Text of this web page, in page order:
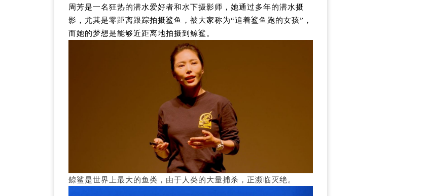
周芳是一名狂热的潜水爱好者和水下摄影师，她通过多年的潜水摄
影，尤其是零距离跟踪拍摄鲨鱼，被大家称为“追着鲨鱼跑的女孩”，
而她的梦想是能够近距离地拍摄到鲸鲨。
鲸鲨是世界上最大的鱼类，由于人类的大量捕杀，正濒临灭绝。